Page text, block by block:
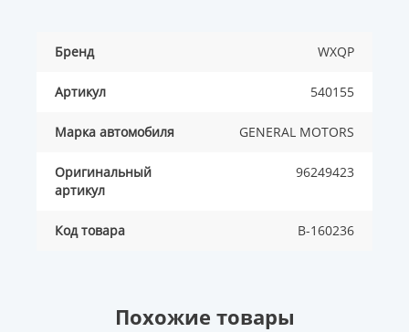
Бренд WXQP
Артикул 540155
Марка автомобиля GENERAL MOTORS
Оригинальный
артикул
96249423
Код товара B-160236
Похожие товары